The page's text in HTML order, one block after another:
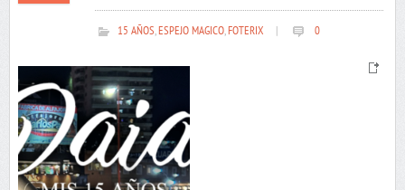
15 AÑOS,ESPEJO MAGICO,FOTERIX 0